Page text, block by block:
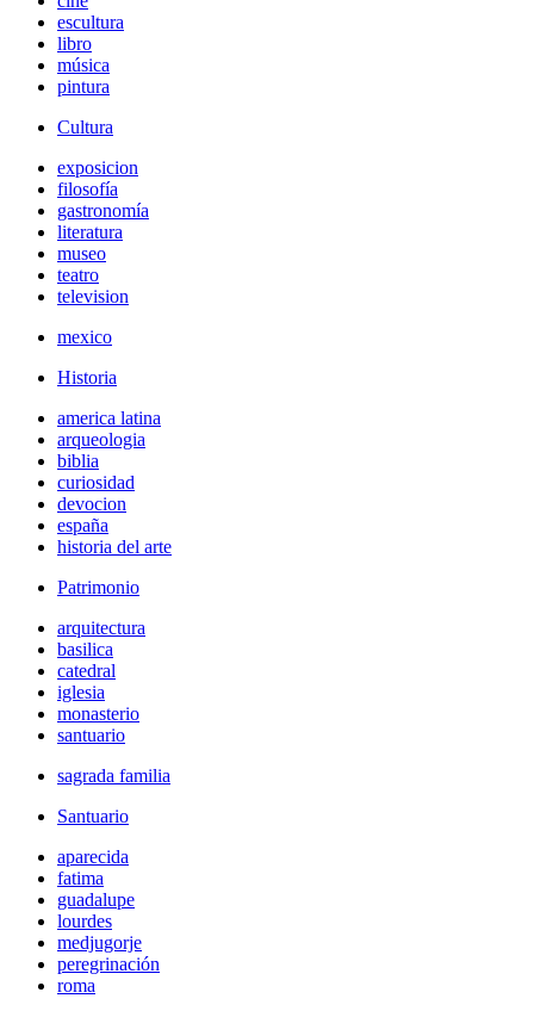
escultura
libro
música
pintura
Cultura
exposicion
filosofía
gastronomía
literatura
museo
teatro
television
mexico
Historia
america latina
arqueologia
biblia
curiosidad
devocion
españa
historia del arte
Patrimonio
arquitectura
basilica
catedral
iglesia
monasterio
santuario
sagrada familia
Santuario
aparecida
fatima
guadalupe
lourdes
medjugorje
peregrinación
roma